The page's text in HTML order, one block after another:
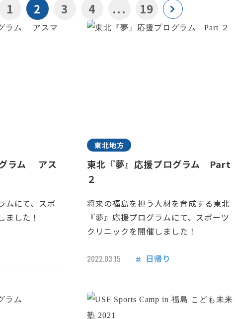
1 2 3 4 ... 19
グラム アス
ムにて、スポ
ました！
東北地方
東北『夢』応援プログラム Part
２
将来の福島を担う人材を育成する東北
『夢』応援プログラムにて、スポーツ
クリニックを開催しました！
2022.03.15 日帰り